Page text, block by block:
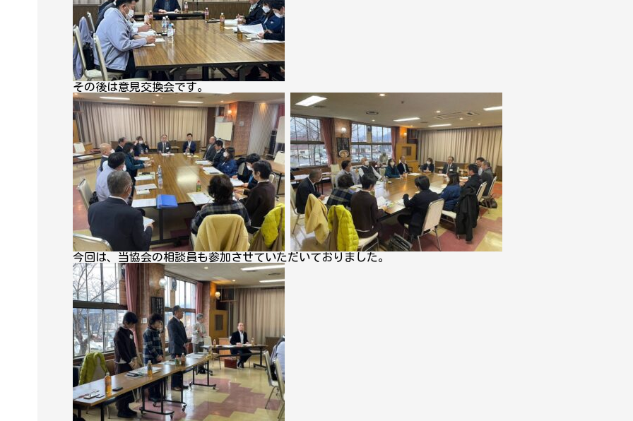
その後は意見交換会です。
今回は、当協会の相談員も参加させていただいておりました。